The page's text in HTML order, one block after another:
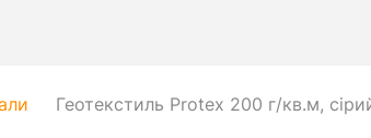
Геотекстиль Protex 200 г/кв.м,